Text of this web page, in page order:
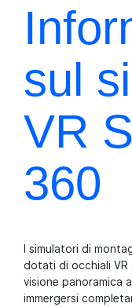
sul
VR
360
I simulatori di
dotati di occhiali
visione panoramica
immergersi